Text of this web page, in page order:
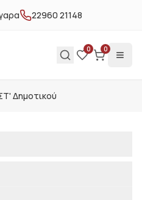
22960 21148
0 0
Δημοτικού